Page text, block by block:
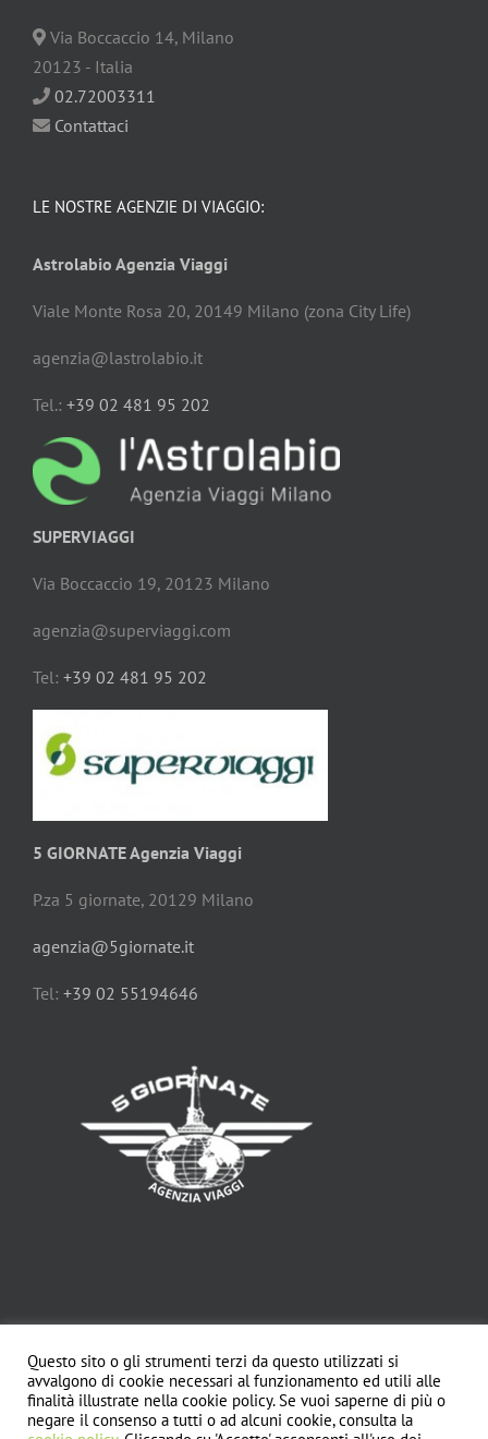
Via Boccaccio 14, Milano
20123 - Italia
02.72003311
Contattaci
LE NOSTRE AGENZIE DI VIAGGIO:
Astrolabio Agenzia Viaggi
Viale Monte Rosa 20, 20149 Milano (zona City Life)
agenzia@lastrolabio.it
Tel.: +39 02 481 95 202
SUPERVIAGGI
Via Boccaccio 19, 20123 Milano
agenzia@superviaggi.com
Tel: +39 02 481 95 202
5 GIORNATE Agenzia Viaggi
P.za 5 giornate, 20129 Milano
agenzia@5giornate.it
Tel: +39 02 55194646
Copyright© - L'astrolabio srl - Certificazione di qualità UNI EN 14804 -P.I.
10213670150 |
Questo sito o gli strumenti terzi da questo utilizzati si
avvalgono di cookie necessari al funzionamento ed utili alle
finalità illustrate nella cookie policy. Se vuoi saperne di più o
negare il consenso a tutti o ad alcuni cookie, consulta la